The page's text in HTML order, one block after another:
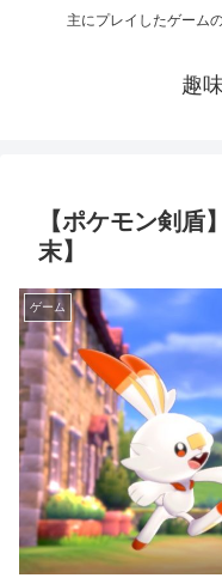
主にプレイしたゲーム
趣
【ポケモン剣盾
末】
ゲーム